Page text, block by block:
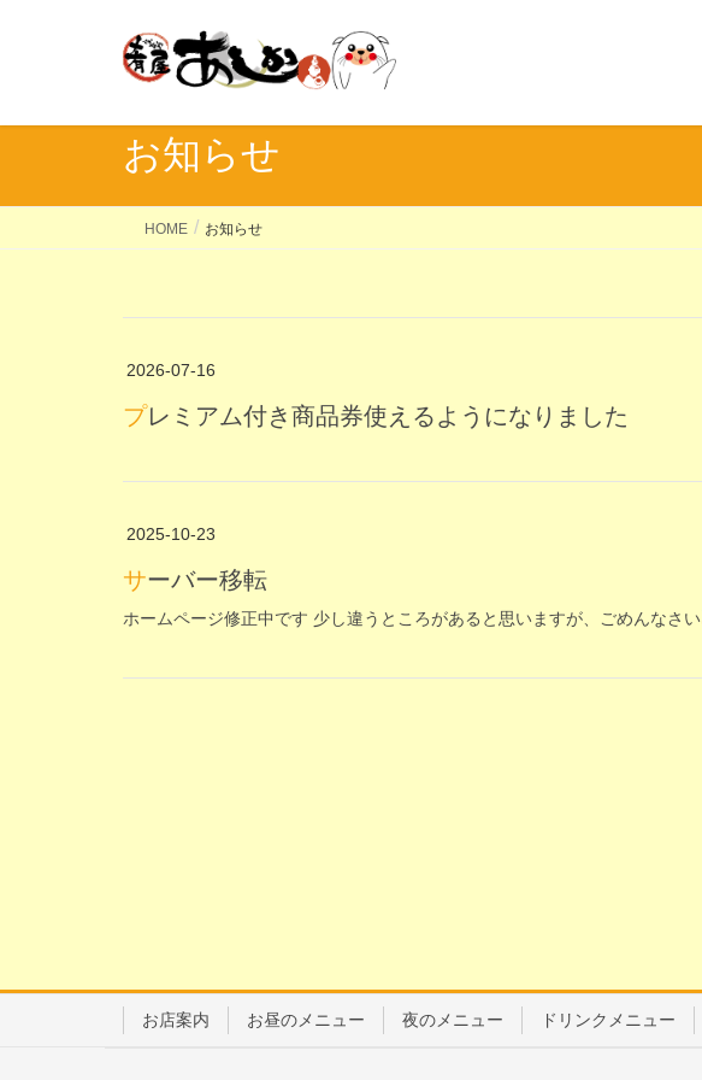
お知らせ
HOME お知らせ
2026-07-16
プレミアム付き商品券使えるようになりました
2025-10-23
サーバー移転
ホームページ修正中です 少し違うところがあると思いますが、ごめんなさい
お店案内 お昼のメニュー 夜のメニュー ドリンクメニュー